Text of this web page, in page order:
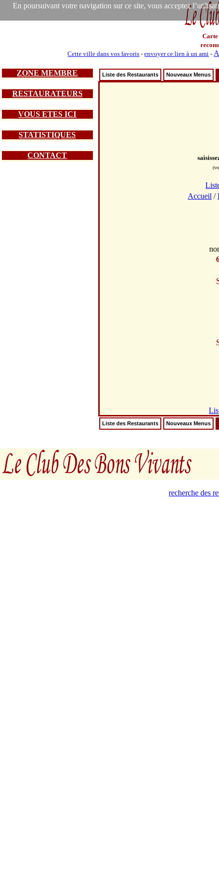
En poursuivant votre navigation sur ce site, vous acceptez
Carte
Cette ville dans vos favoris -envoyer ce lien à un ami -
ZONE MEMBRE
RESTAURATEURS
VOUS ETES ICI
STATISTIQUES
CONTACT
Liste des Restaurants Nouveaux Menus
Accueil /
Liste des Restaurants Nouveaux Menus
recherche des